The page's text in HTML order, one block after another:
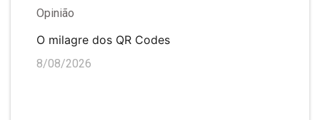
Opinião
O milagre dos QR Codes
8/08/2026